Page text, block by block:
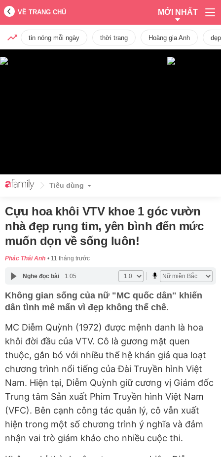
VỀ TRANG CHỦ MỚI NHẤT
tin nóng mỗi ngày thời trang Hoàng gia Anh dẹp
Tiêu dùng
Cựu hoa khôi VTV khoe 1 góc vườn
nhà đẹp rụng tim, yên bình đến mức
muốn dọn về sống luôn!
Phác Thái Anh 11 tháng trước
Nghe đọc bài 1:05
Không gian sống của nữ "MC quốc dân" khiến
dân tình mê mẩn vì đẹp không thể chê.
MC Diễm Quỳnh (1972) được mệnh danh là hoa
khôi đời đầu của VTV. Cô là gương mặt quen
thuộc, gắn bó với nhiều thế hệ khán giả qua loạt
chương trình nổi tiếng của Đài Truyền hình Việt
Nam. Hiện tại, Diễm Quỳnh giữ cương vị Giám đốc
Trung tâm Sản xuất Phim Truyền hình Việt Nam
(VFC). Bên cạnh công tác quản lý, cô vẫn xuất
hiện trong một số chương trình ý nghĩa và đảm
nhận vai trò giám khảo cho nhiều cuộc thi.